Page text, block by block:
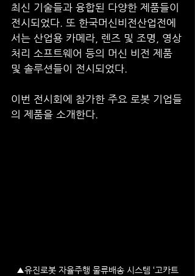
최신 기술들과 융합된 다양한 제품들이
전시되었다. 또 한국머신비전산업전에
서는 산업용 카메라, 렌즈 및 조명, 영상
처리 소프트웨어 등의 머신 비전 제품
및 솔루션들이 전시되었다.
이번 전시회에 참가한 주요 로봇 기업들
의 제품을 소개한다.
▲유진로봇 자율주행 물류배송 시스템 ‘고카트